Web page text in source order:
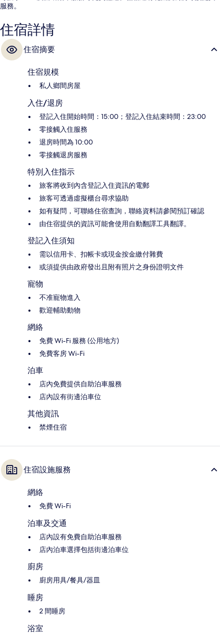
服務。
住宿詳情
住宿摘要
住宿規模
私人鄉間房屋
入住/退房
登記入住開始時間：15:00；登記入住結束時間：23:00
零接觸入住服務
退房時間為 10:00
零接觸退房服務
特別入住指示
旅客將收到內含登記入住資訊的電郵
旅客可透過虛擬櫃台尋求協助
如有疑問，可聯絡住宿查詢，聯絡資料請參閱預訂確認
由住宿提供的資訊可能會使用自動翻譯工具翻譯。
登記入住須知
需以信用卡、扣帳卡或現金按金繳付雜費
或須提供由政府發出且附有照片之身份證明文件
寵物
不准寵物進入
歡迎輔助動物
網絡
免費 Wi-Fi 服務 (公用地方)
免費客房 Wi-Fi
泊車
店內免費提供自助泊車服務
店內設有街邊泊車位
其他資訊
禁煙住宿
住宿設施服務
網絡
免費 Wi-Fi
泊車及交通
店內設有免費自助泊車服務
店內泊車選擇包括街邊泊車位
廚房
廚房用具/餐具/器皿
睡房
2 間睡房
浴室